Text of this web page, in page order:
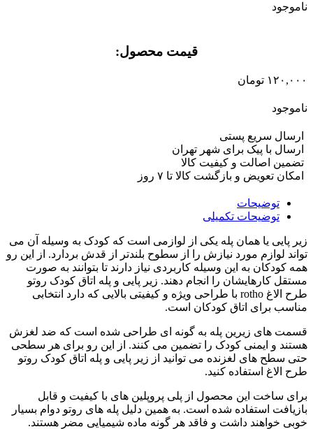
ناموجود
قیمت محصول:​
۱۲۰,۰۰۰ تومان
ناموجود
ارسال سریع پستی
ارسال با پیک برای شهر تهران
تضمین اصالت و کیفیت کالا
امکان تعویض و بازگشت کالا تا ۷ روز
توضیحات
توضیحات تکمیلی
زیر پایی یا همان پله یکی از لوازمی است که کودک به وسیله آن می
تواند لوازم مورد نیازش را از سطوح بلندتر از قدش بردارد. از این رو
همه کودکان به این وسیله کاربردی نیاز دارند تا بتوانند به صورت
مستقل کارهایشان را انجام دهند. زیر پایی و پله اتاق کودک روتو
طرح الاغ rotho با طراحی ویژه و کیفیتی بالایی که دارد انتخابی
مناسب برای اتاق کودکان است.
قسمت های زیرین پله به گونه ای طراحی شده است که ضد لغزش
هستند و ایمنی کودک را تضمین می کنند. از این رو برای هر سطحی
حتی سطح های لغزنده می توانید از زیر پایی و پله اتاق کودک روتو
طرح الاغ استفاده کنید.
برای ساخت این محصول از پلی پروپلین های با کیفیت و قابل
بازیافت استفاده شده است. به همین دلیل پله های روتو دوام بسیار
خوبی خواهند داشت و فاقد هر گونه ماده شیمیایی مضر هستند.